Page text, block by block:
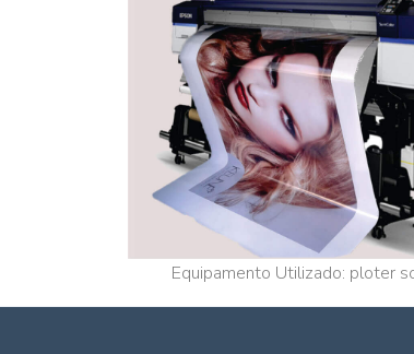
Equipamento Utilizado: ploter